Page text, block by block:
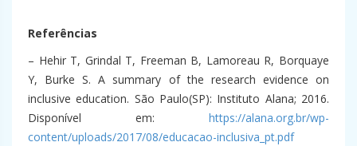
Referências
– Hehir T, Grindal T, Freeman B, Lamoreau R, Borquaye
Y, Burke S. A summary of the research evidence on
inclusive education. São Paulo(SP): Instituto Alana; 2016.
Disponível em: https://alana.org.br/wp-
content/uploads/2017/08/educacao-inclusiva_pt.pdf